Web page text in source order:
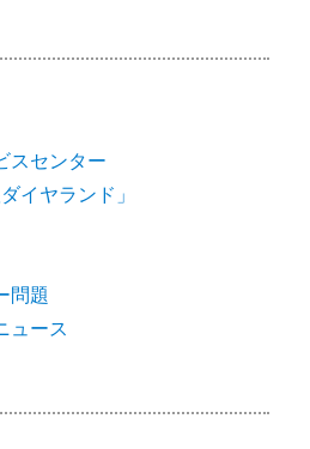
スセンター
イヤランド」
問題
ュース